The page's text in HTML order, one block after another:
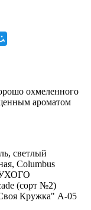
охмеленного
ароматом
светлый
Columbus
(сорт №2)
Кружка" А-05